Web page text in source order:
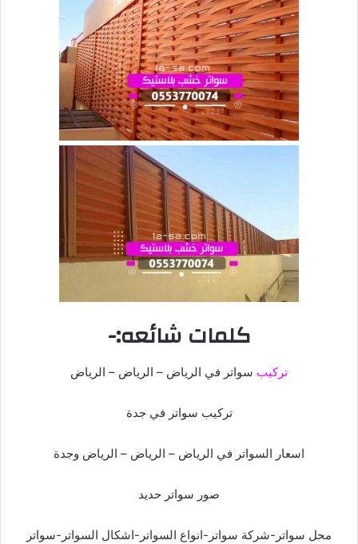
كلمات شائعه:-
تركيب سواتر في الرياض – الرياض – الرياض
تركيب سواتر في جدة
اسعار السواتر في الرياض – الرياض – الرياض وجدة
صور سواتر حديد
محل سواتر-شركة سواتر-انواع السواتر-اشكال السواتر-سواتر